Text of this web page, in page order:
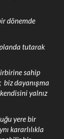
dönemde
tutarak
sahip
biz dayanışma
yalnız
yere bir
kararlılıkla